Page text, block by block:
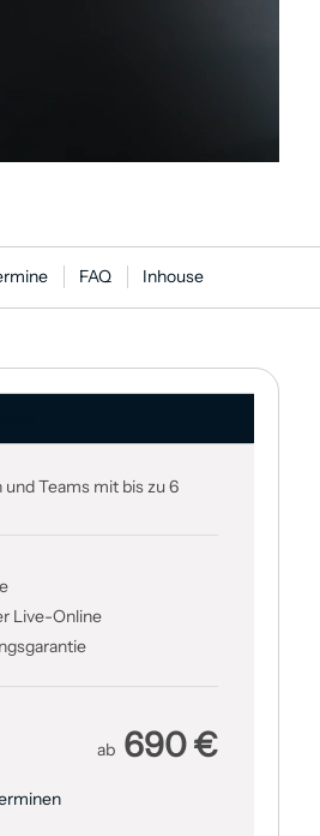
FAQ Inhouse
Teams mit bis zu 6
Live-Online
ab 690 €